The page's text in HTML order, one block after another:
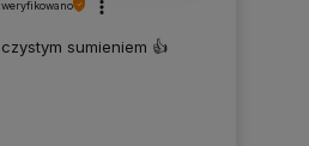
sumieniem 👍️